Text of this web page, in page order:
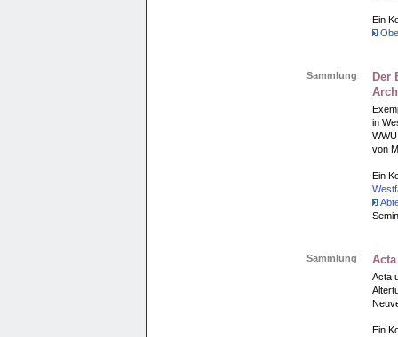
Ein
Sammlung
Der
in
von
Ein
Sammlung
Acta
Ein